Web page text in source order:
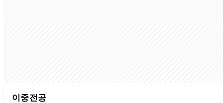
이중전공